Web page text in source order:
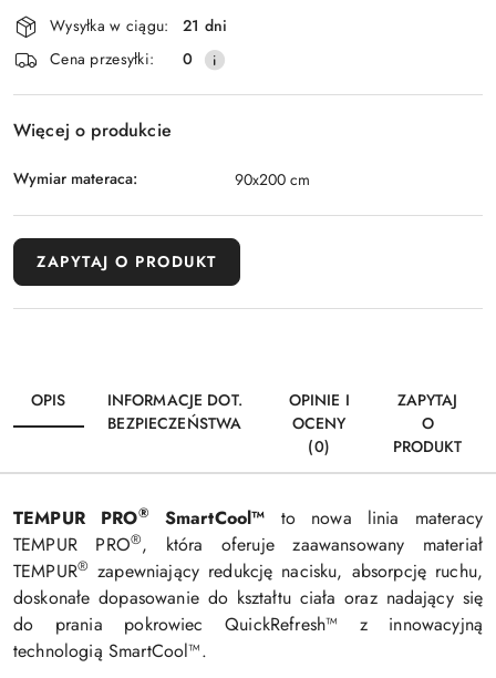
i
dostawa
Wysyłka w ciągu:
21 dni
Cena przesyłki:
0
Więcej o produkcie
Wymiar materaca: 90x200 cm
ZAPYTAJ O PRODUKT
OPIS
INFORMACJE DOT.
BEZPIECZEŃSTWA
OPINIE I
OCENY
(0)
ZAPYTAJ
O
PRODUKT
TEMPUR PRO® SmartCool™
to nowa linia materacy
TEMPUR PRO®, która oferuje zaawansowany materiał
TEMPUR® zapewniający redukcję nacisku, absorpcję ruchu,
doskonałe dopasowanie do kształtu ciała oraz nadający się
do prania pokrowiec QuickRefresh™ z innowacyjną
technologią SmartCool™.